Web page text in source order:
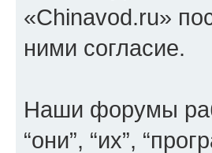
«Chinavod.ru»
ними согласие.
Наши форумы
“они”, “их”,